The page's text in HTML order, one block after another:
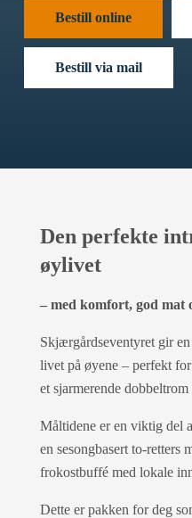
Bestill online
Bestill via mail
Den perfekte
øylivet
– med komfort, god mat
Skjærgårdseventyret gir
livet på øyene – perfekt
et sjarmerende
Måltidene er en viktig del
en sesongbasert to-retters
frokostbuffé med lokale
Dette er pakken for deg